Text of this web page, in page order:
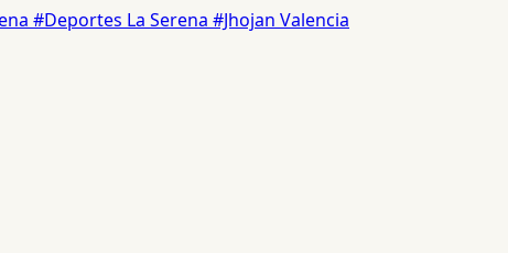
#Deportes La Serena #Jhojan Valencia